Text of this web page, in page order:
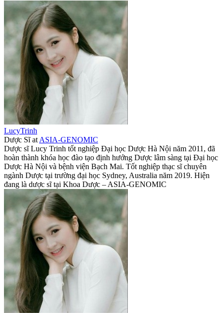
LucyTrinh
Dược Sĩat ASIA-GENOMIC
Dược sĩ Lucy Trinh tốt nghiệp Đại học Dược Hà Nội năm 2011, đã
hoàn thành khóa học đào tạo định hướng Dược lâm sàng tại Đại học
Dược Hà Nội và bệnh viện Bạch Mai. Tốt nghiệp thạc sĩ chuyên
ngành Dược tại trường đại học Sydney, Australia năm 2019. Hiện
đang là dược sĩ tại Khoa Dược – ASIA-GENOMIC